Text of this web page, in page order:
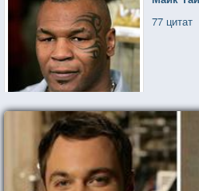
77 цитат